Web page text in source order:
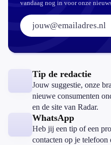
vandaag nog in voor onze
E-mailadres:
Tip de redactie
Jouw suggestie, onze
nieuwe consumenten
en de site van Radar.
WhatsApp
Heb jij een tip of een
contacten op je telefoon